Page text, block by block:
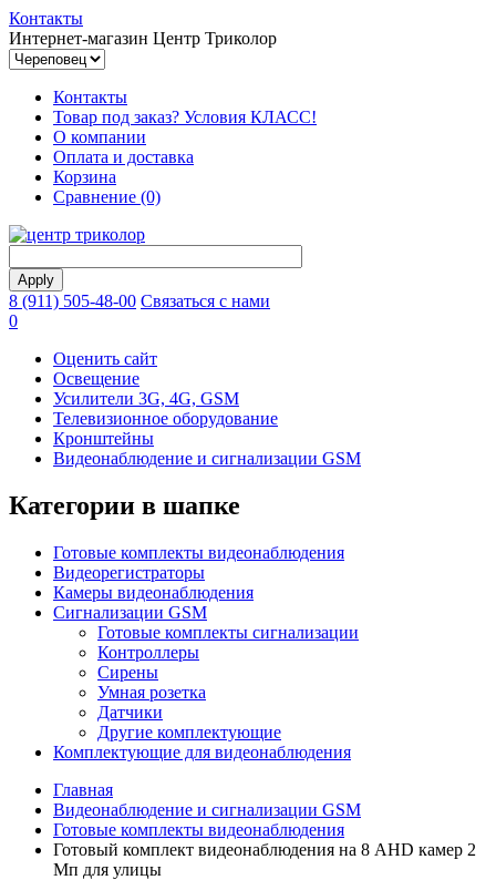
Контакты
Интернет-магазин Центр Триколор
Контакты
Товар под заказ? Условия КЛАСС!
О компании
Оплата и доставка
Корзина
Сравнение (0)
8 (911) 505-48-00 Связаться с нами
0
Оценить сайт
Освещение
Усилители 3G, 4G, GSM
Телевизионное оборудование
Кронштейны
Видеонаблюдение и сигнализации GSM
Категории в шапке
Готовые комплекты видеонаблюдения
Видеорегистраторы
Камеры видеонаблюдения
Сигнализации GSM
Готовые комплекты cигнализации
Контроллеры
Сирены
Умная розетка
Датчики
Другие комплектующие
Комплектующие для видеонаблюдения
Главная
Видеонаблюдение и сигнализации GSM
Готовые комплекты видеонаблюдения
Готовый комплект видеонаблюдения на 8 AHD камер 2
Мп для улицы